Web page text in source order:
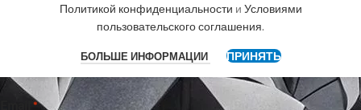
Политикой конфиденциальности и Условиями
пользовательского соглашения.
БОЛЬШЕ ИНФОРМАЦИИ ПРИНЯТЬ
*